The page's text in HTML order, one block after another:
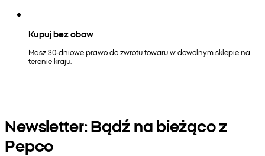
Kupuj bez obaw
Masz 30-dniowe prawo do zwrotu towaru w dowolnym sklepie na
terenie kraju.
Newsletter: Bądź na bieżąco z
Pepco